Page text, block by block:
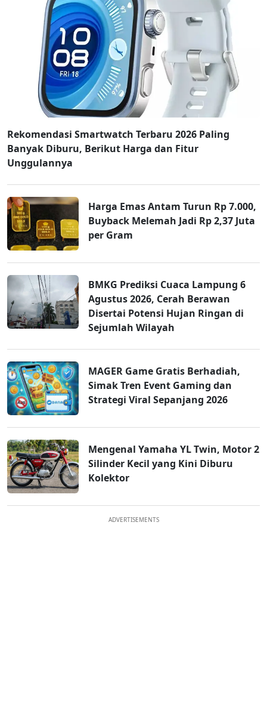
Rekomendasi Smartwatch Terbaru 2026 Paling
Banyak Diburu, Berikut Harga dan Fitur
Unggulannya
Harga Emas Antam Turun Rp 7.000,
Buyback Melemah Jadi Rp 2,37 Juta
per Gram
BMKG Prediksi Cuaca Lampung 6
Agustus 2026, Cerah Berawan
Disertai Potensi Hujan Ringan di
Sejumlah Wilayah
MAGER Game Gratis Berhadiah,
Simak Tren Event Gaming dan
Strategi Viral Sepanjang 2026
Mengenal Yamaha YL Twin, Motor 2
Silinder Kecil yang Kini Diburu
Kolektor
ADVERTISEMENTS